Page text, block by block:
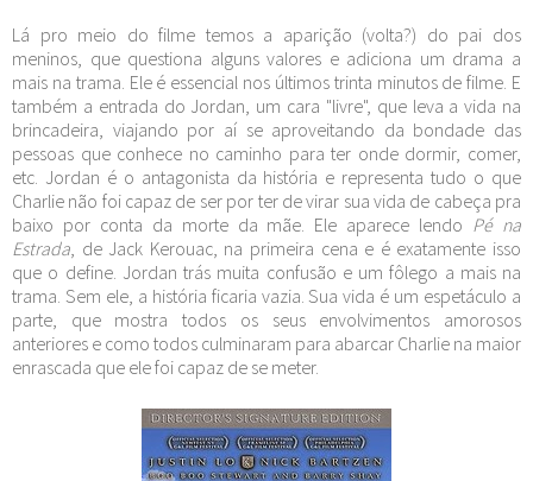
Lá pro meio do filme temos a aparição (volta?) do pai dos
meninos, que questiona alguns valores e adiciona um drama a
mais na trama. Ele é essencial nos últimos trinta minutos de filme. E
também a entrada do Jordan, um cara "livre", que leva a vida na
brincadeira, viajando por aí se aproveitando da bondade das
pessoas que conhece no caminho para ter onde dormir, comer,
etc. Jordan é o antagonista da história e representa tudo o que
Charlie não foi capaz de ser por ter de virar sua vida de cabeça pra
baixo por conta da morte da mãe. Ele aparece lendo Pé na
Estrada , de Jack Kerouac, na primeira cena e é exatamente isso
que o define. Jordan trás muita confusão e um fôlego a mais na
trama. Sem ele, a história ficaria vazia. Sua vida é um espetáculo a
parte, que mostra todos os seus envolvimentos amorosos
anteriores e como todos culminaram para abarcar Charlie na maior
enrascada que ele foi capaz de se meter.